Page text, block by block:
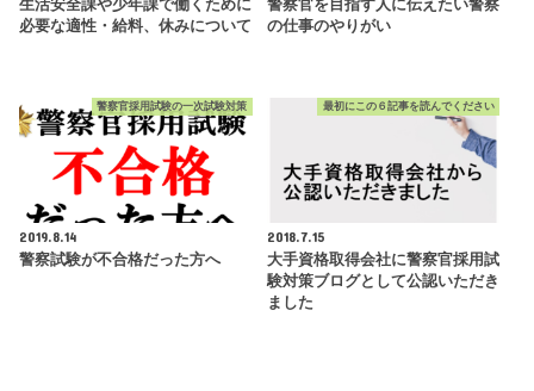
生活安全課や少年課で働くために
必要な適性・給料、休みについて
警察官を目指す人に伝えたい警察
の仕事のやりがい
警察官採用試験の一次試験対策
2019.8.14
警察試験が不合格だった方へ
最初にこの６記事を読んでください
2018.7.15
大手資格取得会社に警察官採用試
験対策ブログとして公認いただき
ました